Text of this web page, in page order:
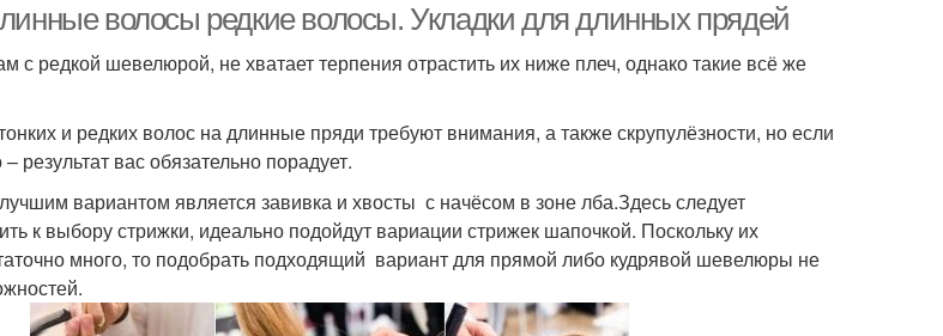
волосы редкие волосы. Укладки для длинных прядей
с редкой шевелюрой, не хватает терпения отрастить их ниже плеч, однако такие всё же
и редких волос на длинные пряди требуют внимания, а также скрупулёзности, но если
результат вас обязательно порадует.
вариантом является завивка и хвосты с начёсом в зоне лба.Здесь следует
к выбору стрижки, идеально подойдут вариации стрижек шапочкой. Поскольку их
много, то подобрать подходящий вариант для прямой либо кудрявой шевелюры не